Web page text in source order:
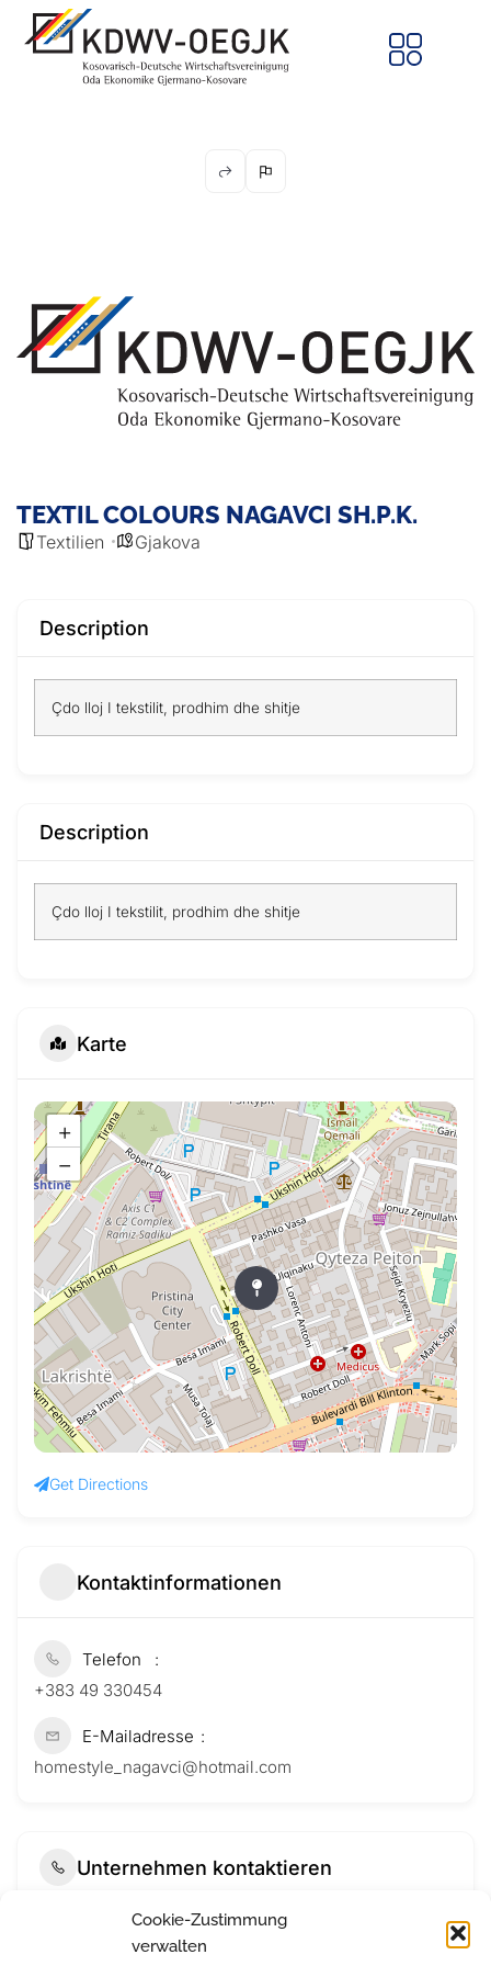
Cookie-Zustimmung
verwalten
TEXTIL COLOURS NAGAVCI SH.P.K.
Textilien Gjakova
Description
Çdo lloj I tekstilit, prodhim dhe shitje
Description
Çdo lloj I tekstilit, prodhim dhe shitje
Karte
+
−
Get Directions
Kontaktinformationen
Telefon
+383 49 330454
E-Mailadresse
homestyle_nagavci@hotmail.com
Unternehmen kontaktieren